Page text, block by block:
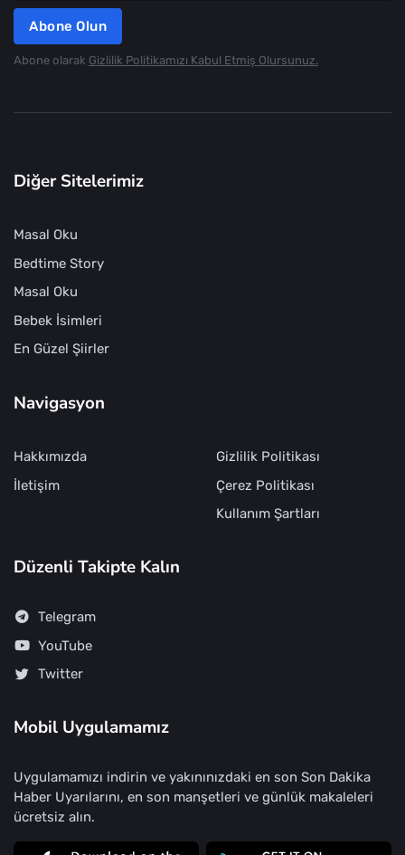
Abone Olun
Abone olarak Gizlilik Politikamızı Kabul Etmiş Olursunuz.
Diğer Sitelerimiz
Masal Oku
Bedtime Story
Masal Oku
Bebek İsimleri
En Güzel Şiirler
Navigasyon
Hakkımızda
İletişim
Gizlilik Politikası
Çerez Politikası
Kullanım Şartları
Düzenli Takipte Kalın
Telegram
YouTube
Twitter
Mobil Uygulamamız
Uygulamamızı indirin ve yakınınızdaki en son Son Dakika
Haber Uyarılarını, en son manşetleri ve günlük makaleleri
ücretsiz alın.